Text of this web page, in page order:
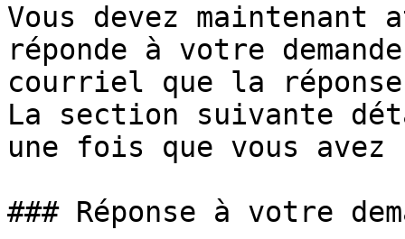
Vous devez
réponde à votre
courriel que la
La section suivante
une fois que vous avez
### Réponse à votre